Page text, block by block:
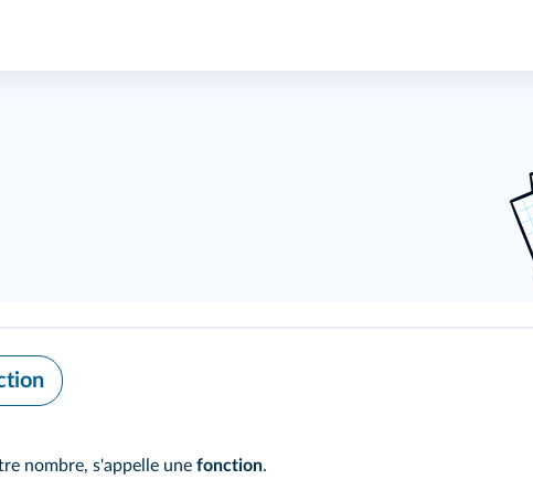
nombre, s'appelle une fonction.